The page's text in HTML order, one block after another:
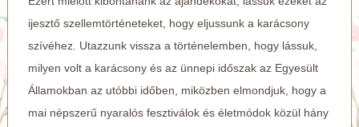
ijesztő szellemtörténeteket, hogy eljussunk a karácsony
szívéhez. Utazzunk vissza a történelemben, hogy lássuk,
milyen volt a karácsony és az ünnepi időszak az Egyesült
Államokban az utóbbi időben, miközben elmondjuk, hogy a
mai népszerű nyaralós fesztiválok és életmódok közül hány